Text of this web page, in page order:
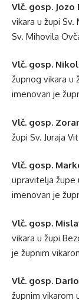
Vlč. gosp. Jozo
vikara u župi Sv.
Sv. Mihovila
Vlč. gosp.
župnog vikara u
imenovan je
Vlč. gosp.
župi Sv. Juraja
Vlč. gosp.
upravitelja župe
imenovan je
Vlč. gosp.
vikara u župi
je župnim
Vlč. gosp.
župnim vikarom